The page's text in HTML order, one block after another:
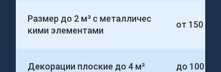
Размер до 2 м³ с металличес
кими элементами
от 150
Декорации плоские до 4 м² до 100